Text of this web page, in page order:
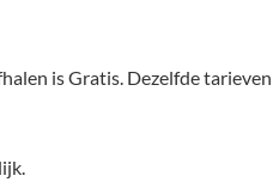
is Gratis. Dezelfde tarieven